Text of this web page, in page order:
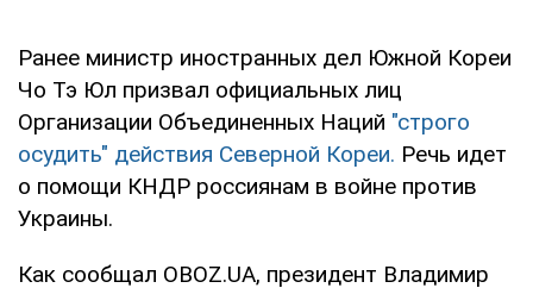
Ранее министр иностранных дел Южной Кореи
Чо Тэ Юл призвал официальных лиц
Организации Объединенных Наций "строго
осудить" действия Северной Кореи. Речь идет
о помощи КНДР россиянам в войне против
Украины.
Как сообщал OBOZ.UA, президент Владимир